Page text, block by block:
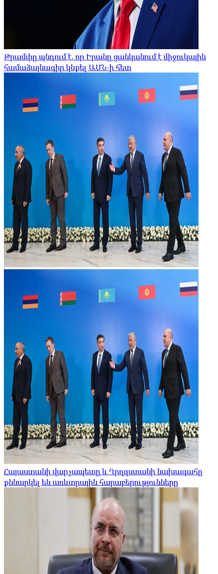
Թրամփը պնդում է, որ Իրանը ցանկանում է միջուկային
համաձայնագիր կնքել ԱՄՆ-ի հետ
Հայաստանի վարչապետը և Ղրղզստանի նախագահը
քննարկել են առևտրային հարաբերությունները